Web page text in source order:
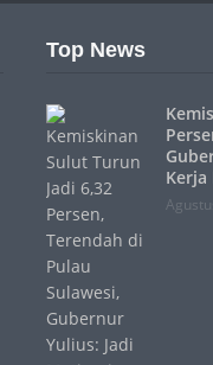
Top News
Kerja